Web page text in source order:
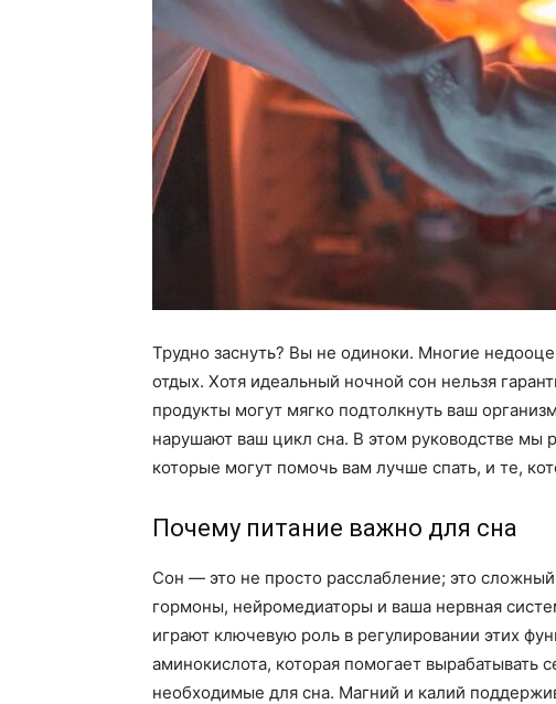
Трудно заснуть? Вы не одиноки. Многие
отдых. Хотя идеальный ночной сон нельзя
продукты могут мягко подтолкнуть ваш
нарушают ваш цикл сна. В этом руководстве мы
которые могут помочь вам лучше спать, и те,
Почему питание важно для сна
Сон — это не просто расслабление; это
гормоны, нейромедиаторы и ваша нервная
играют ключевую роль в регулировании этих
аминокислота, которая помогает
необходимые для сна. Магний и калий